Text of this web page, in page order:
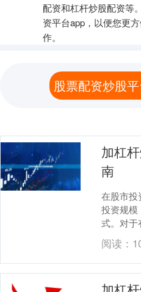
配资和杠杆炒股配资等
资平台app，以便您更
作。
股票配资炒股
加杠
南
在股市投
投资规模
式。对于
杠杆可以
同时也伴
阅读：